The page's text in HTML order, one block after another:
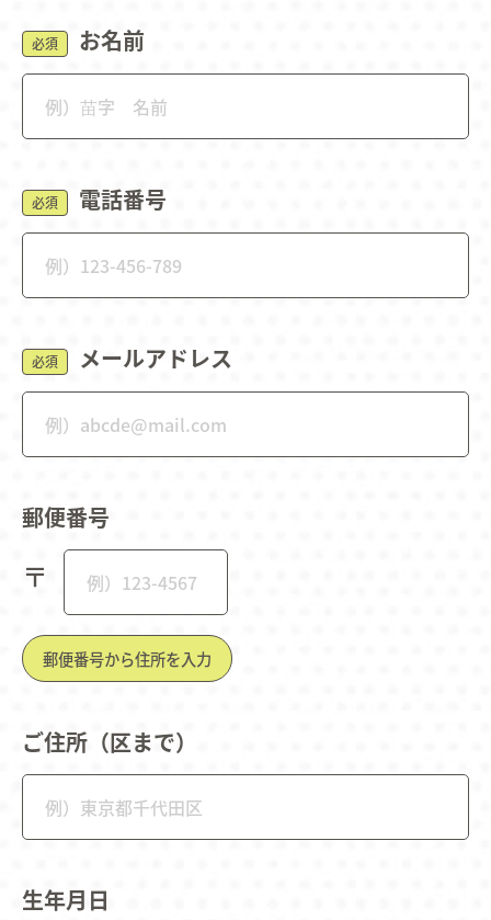
必須 お名前
必須 電話番号
必須 メールアドレス
郵便番号
〒
郵便番号から住所を入力
ご住所（区まで）
生年月日